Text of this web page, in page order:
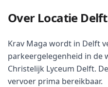
Over Locatie Delft
Krav Maga wordt in Delft
parkeergelegenheid in de
Christelijk Lyceum Delft.
vervoer prima bereikbaar.